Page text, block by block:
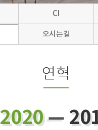
CI
오시는길
연혁
2020